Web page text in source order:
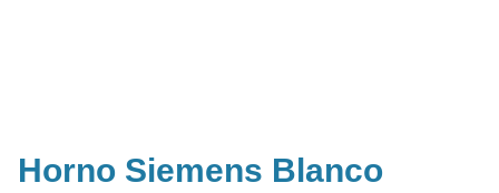
Horno Siemens Blanco